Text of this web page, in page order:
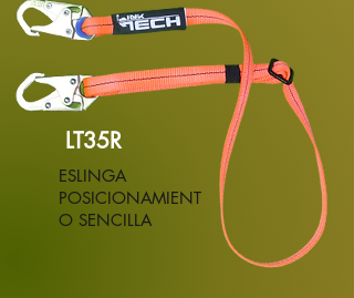
LT35R
ESLINGA
POSICIONAMIENT
O SENCILLA